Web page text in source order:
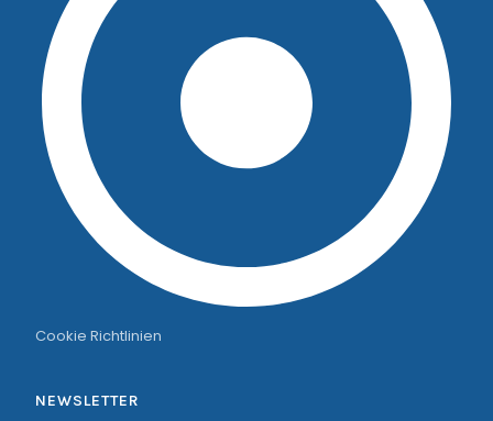
Cookie Richtlinien
NEWSLETTER